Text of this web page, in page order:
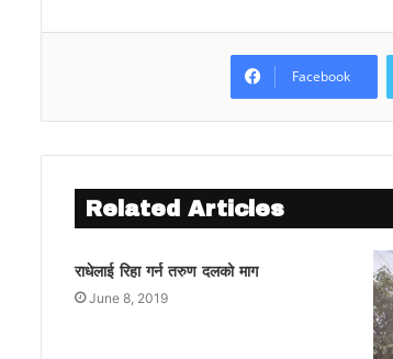
Facebook
Related Articles
राधेलाई रिहा गर्न तरुण दलको माग
June 8, 2019